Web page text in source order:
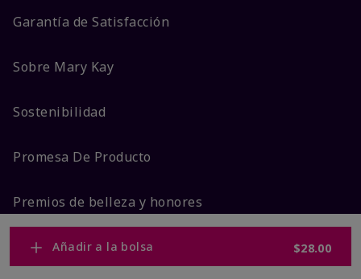
Añadir a la bolsa $28.00
Garantía de Satisfacción
Sobre Mary Kay
Sostenibilidad
Promesa De Producto
Premios de belleza y honores